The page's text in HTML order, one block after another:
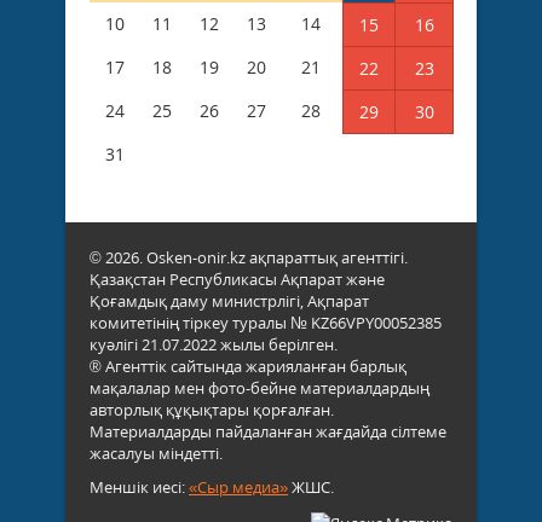
10
11 12 13 14 15
16
17
18 19 20 21 22
23
24
25 26 27 28 29
30
31
© 2026. Osken-onir.kz ақпараттық агенттігі.
Қазақстан Республикасы Ақпарат және
Қоғамдық даму министрлігі, Ақпарат
комитетінің тіркеу туралы № KZ66VPY00052385
куәлігі 21.07.2022 жылы берілген.
® Агенттік сайтында жарияланған барлық
мақалалар мен фото-бейне материалдардың
авторлық құқықтары қорғалған.
Материалдарды пайдаланған жағдайда сілтеме
жасалуы міндетті.
Меншік иесі:«Сыр медиа»ЖШС.